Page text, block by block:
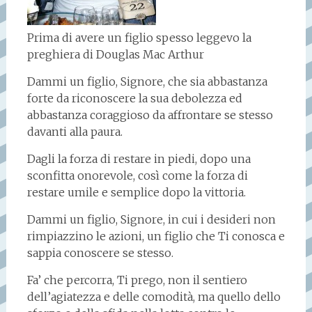
Prima di avere un figlio spesso leggevo la
preghiera di Douglas Mac Arthur
Dammi un figlio, Signore, che sia abbastanza
forte da riconoscere la sua debolezza ed
abbastanza coraggioso da affrontare se stesso
davanti alla paura.
Dagli la forza di restare in piedi, dopo una
sconfitta onorevole, così come la forza di
restare umile e semplice dopo la vittoria.
Dammi un figlio, Signore, in cui i desideri non
rimpiazzino le azioni, un figlio che Ti conosca e
sappia conoscere se stesso.
Fa’ che percorra, Ti prego, non il sentiero
dell’agiatezza e delle comodità, ma quello dello